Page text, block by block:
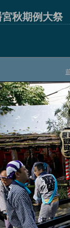
秋期例大祭